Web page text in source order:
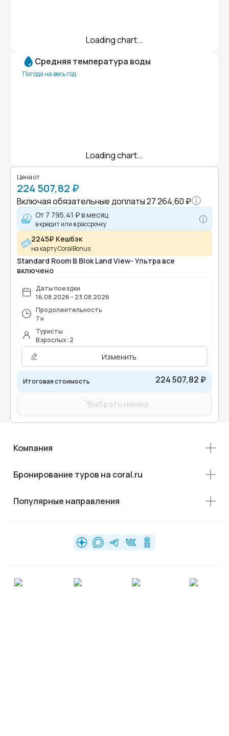
Loading chart...
Средняя температура воды
Погода на весь год
Loading chart...
Цена от
224 507,82 ₽
Включая обязательные доплаты27 264,60 ₽
От 7 795,41 ₽в месяц
в кредит или в рассрочку
2245₽ Кешбэк
на карту CoralBonus
Standard Room B Blok Land View- Ультра все
включено
Даты поездки
16.08.2026 - 23.08.2026
Продолжительность
7 н
Туристы
Взрослых: 2
Изменить
Итоговая стоимость 224 507,82 ₽
Выбрать номер
Компания
Бронирование туров на coral.ru
Популярные направления